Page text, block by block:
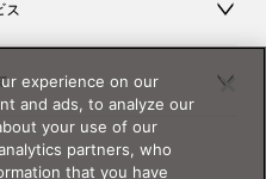
ス
experience on our
and ads, to analyze our
your use of our
partners, who
that you have